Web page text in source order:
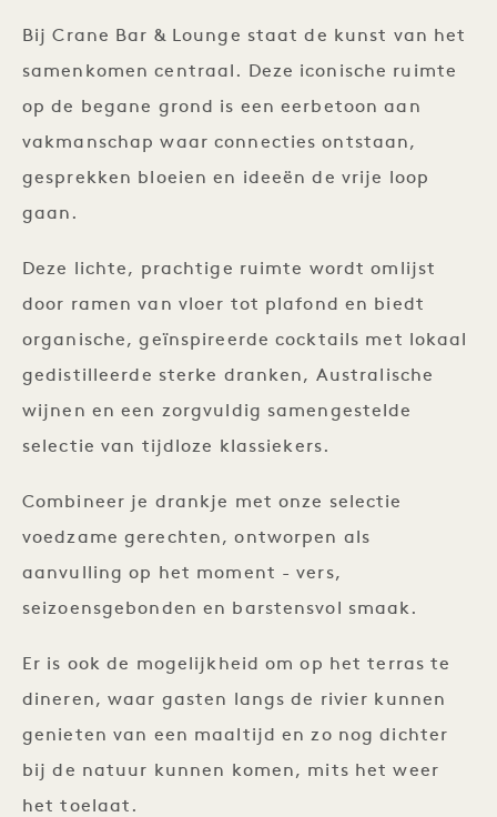
Bij Crane Bar & Lounge staat de kunst van het
samenkomen centraal. Deze iconische ruimte
op de begane grond is een eerbetoon aan
vakmanschap waar connecties ontstaan,
gesprekken bloeien en ideeën de vrije loop
gaan.
Deze lichte, prachtige ruimte wordt omlijst
door ramen van vloer tot plafond en biedt
organische, geïnspireerde cocktails met lokaal
gedistilleerde sterke dranken, Australische
wijnen en een zorgvuldig samengestelde
selectie van tijdloze klassiekers.
Combineer je drankje met onze selectie
voedzame gerechten, ontworpen als
aanvulling op het moment - vers,
seizoensgebonden en barstensvol smaak.
Er is ook de mogelijkheid om op het terras te
dineren, waar gasten langs de rivier kunnen
genieten van een maaltijd en zo nog dichter
bij de natuur kunnen komen, mits het weer
het toelaat.